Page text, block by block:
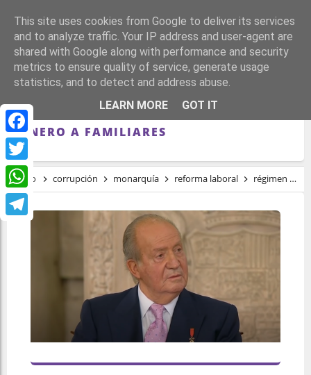
Facebook
Twitter
WhatsApp
JUAN CARLOS I TENÍA OTRAS
SOCIEDADES OPACAS PARA MANDAR
DINERO A FAMILIARES
Inicio corrupción monarquía reforma laboral régimen
This site uses cookies from Google to deliver its services
and to analyze traffic. Your IP address and user-agent are
shared with Google along with performance and security
metrics to ensure quality of service, generate usage
statistics, and to detect and address abuse.
LEARN MORE
GOT IT